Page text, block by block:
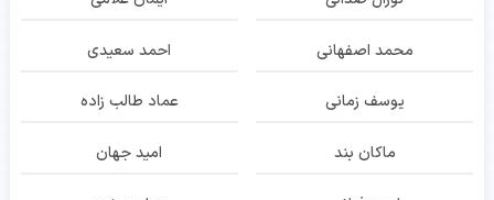
محمد اصفهانی احمد سعیدی
یوسف زمانی عماد طالب زاده
ماکان بند امید جهان